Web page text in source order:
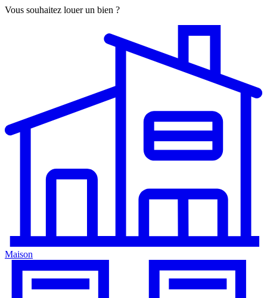
Vous souhaitez louer un bien ?
Maison